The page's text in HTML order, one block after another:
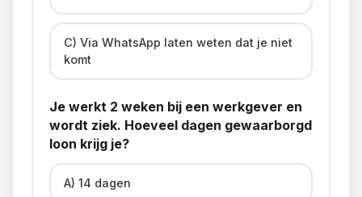
C) Via WhatsApp laten weten dat je niet
komt
Je werkt 2 weken bij een werkgever en
wordt ziek. Hoeveel dagen gewaarborgd
loon krijg je?
A) 14 dagen